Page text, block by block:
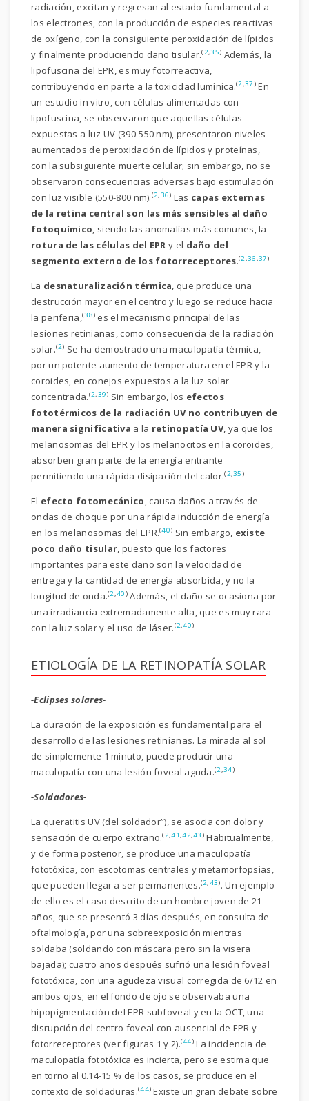
radiación, excitan y regresan al estado fundamental a
los electrones, con la producción de especies reactivas
de oxígeno, con la consiguiente peroxidación de lípidos
y finalmente produciendo daño tisular.(2,35) Además, la
lipofuscina del EPR, es muy fotorreactiva,
contribuyendo en parte a la toxicidad lumínica.(2,37 )En
un estudio in vitro, con células alimentadas con
lipofuscina, se observaron que aquellas células
expuestas a luz UV (390-550 nm), presentaron niveles
aumentados de peroxidación de lípidos y proteínas,
con la subsiguiente muerte celular; sin embargo, no se
observaron consecuencias adversas bajo estimulación
con luz visible (550-800 nm).(2,36) Las capas externas
de la retina central son las más sensibles al daño
fotoquímico, siendo las anomalías más comunes, la
rotura de las células del EPR y el daño del
segmento externo de los fotorreceptores.(2,36,37)
La desnaturalización térmica, que produce una
destrucción mayor en el centro y luego se reduce hacia
la periferia,(38) es el mecanismo principal de las
lesiones retinianas, como consecuencia de la radiación
solar.(2) Se ha demostrado una maculopatía térmica,
por un potente aumento de temperatura en el EPR y la
coroides, en conejos expuestos a la luz solar
concentrada.(2,39) Sin embargo, los efectos
fototérmicos de la radiación UV no contribuyen de
manera significativa a la retinopatía UV, ya que los
melanosomas del EPR y los melanocitos en la coroides,
absorben gran parte de la energía entrante
permitiendo una rápida disipación del calor.(2,35 )
El efecto fotomecánico, causa daños a través de
ondas de choque por una rápida inducción de energía
en los melanosomas del EPR.(40) Sin embargo, existe
poco daño tisular, puesto que los factores
importantes para este daño son la velocidad de
entrega y la cantidad de energía absorbida, y no la
longitud de onda.(2,40 )Además, el daño se ocasiona por
una irradiancia extremadamente alta, que es muy rara
con la luz solar y el uso de láser.(2,40)
ETIOLOGÍA DE LA RETINOPATÍA SOLAR
-Eclipses solares-
La duración de la exposición es fundamental para el
desarrollo de las lesiones retinianas. La mirada al sol
de simplemente 1 minuto, puede producir una
maculopatía con una lesión foveal aguda.(2,34)
-Soldadores-
La queratitis UV (del soldador”), se asocia con dolor y
sensación de cuerpo extraño.(2,41,42,43 ) Habitualmente,
y de forma posterior, se produce una maculopatía
fototóxica, con escotomas centrales y metamorfopsias,
que pueden llegar a ser permanentes.(2,43). Un ejemplo
de ello es el caso descrito de un hombre joven de 21
años, que se presentó 3 días después, en consulta de
oftalmología, por una sobreexposición mientras
soldaba (soldando con máscara pero sin la visera
bajada); cuatro años después sufrió una lesión foveal
fototóxica, con una agudeza visual corregida de 6/12 en
ambos ojos; en el fondo de ojo se observaba una
hipopigmentación del EPR subfoveal y en la OCT, una
disrupción del centro foveal con ausencial de EPR y
fotorreceptores (ver figuras 1 y 2).(44) La incidencia de
maculopatía fototóxica es incierta, pero se estima que
en torno al 0.14-15 % de los casos, se produce en el
contexto de soldaduras.(44) Existe un gran debate sobre